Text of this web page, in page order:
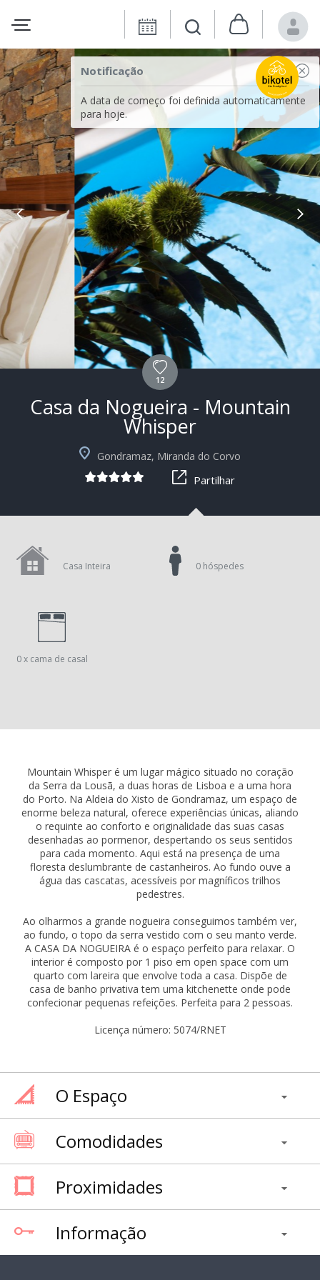
Notificação
A data de começo foi definida automaticamente
para hoje.
12
Casa da Nogueira - Mountain
Whisper
Gondramaz, Miranda do Corvo
Partilhar
Casa Inteira
0 x cama de casal
0 hóspedes
Mountain Whisper é um lugar mágico situado no coração
da Serra da Lousã, a duas horas de Lisboa e a uma hora
do Porto. Na Aldeia do Xisto de Gondramaz, um espaço de
enorme beleza natural, oferece experiências únicas, aliando
o requinte ao conforto e originalidade das suas casas
desenhadas ao pormenor, despertando os seus sentidos
para cada momento. Aqui está na presença de uma
floresta deslumbrante de castanheiros. Ao fundo ouve a
água das cascatas, acessíveis por magníficos trilhos
pedestres.
Ao olharmos a grande nogueira conseguimos também ver,
ao fundo, o topo da serra vestido com o seu manto verde.
A CASA DA NOGUEIRA é o espaço perfeito para relaxar. O
interior é composto por 1 piso em open space com um
quarto com lareira que envolve toda a casa. Dispõe de
casa de banho privativa tem uma kitchenette onde pode
confecionar pequenas refeições. Perfeita para 2 pessoas.
Licença número: 5074/RNET
O Espaço
Comodidades
Proximidades
Informação